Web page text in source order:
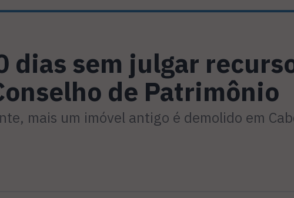
dias sem julgar
de Patrimônio
mais um imóvel antigo é demolido em